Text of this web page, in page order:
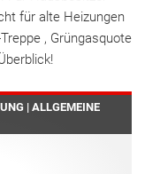
für alte Heizungen
, Grüngasquote
| ALLGEMEINE